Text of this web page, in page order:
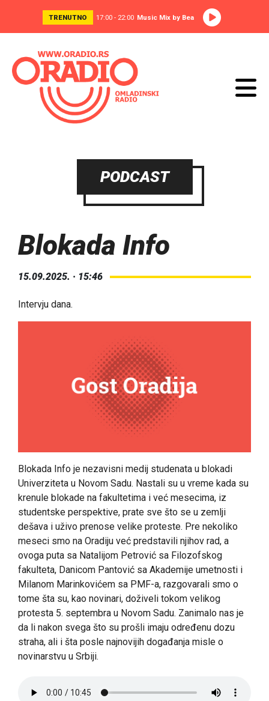
TRENUTNO 17:00 - 22:00 Music Mix by Bea
PODCAST
Blokada Info
15.09.2025. · 15:46
Intervju dana.
Blokada Info je nezavisni medij studenata u blokadi
Univerziteta u Novom Sadu. Nastali su u vreme kada su
krenule blokade na fakultetima i već mesecima, iz
studentske perspektive, prate sve što se u zemlji
dešava i uživo prenose velike proteste. Pre nekoliko
meseci smo na Oradiju već predstavili njihov rad, a
ovoga puta sa Natalijom Petrović sa Filozofskog
fakulteta, Danicom Pantović sa Akademije umetnosti i
Milanom Marinkovićem sa PMF-a, razgovarali smo o
tome šta su, kao novinari, doživeli tokom velikog
protesta 5. septembra u Novom Sadu. Zanimalo nas je
da li nakon svega što su prošli imaju određenu dozu
straha, ali i šta posle najnovijih događanja misle o
novinarstvu u Srbiji.